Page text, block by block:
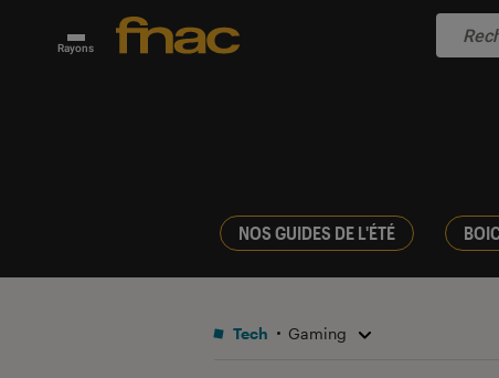
Rayons
NOS GUIDES DE L'ÉTÉ
Tech Gaming